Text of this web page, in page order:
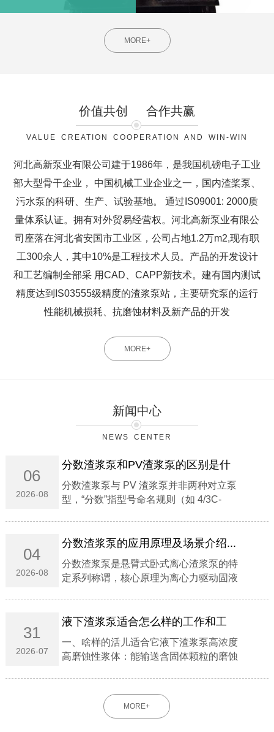
MORE+
价值共创 合作共赢
VALUE CREATION COOPERATION AND WIN-WIN
河北高新泵业有限公司建于1986年，是我国机磅电子工业
部大型骨干企业， 中国机械工业企业之一，国内渣桨泵、
污水泵的科研、生产、试验基地。 通过IS09001: 2000质
量体系认证。拥有对外贸易经营权。河北高新泵业有限公
司座落在河北省安国市工业区，公司占地1.2万m2,现有职
工300余人，其中10%是工程技术人员。产品的开发设计
和工艺编制全部采 用CAD、CAPP新技术。建有国内测试
精度达到IS03555级精度的渣浆泵站，主要研究泵的运行
性能机械损耗、抗磨蚀材料及新产品的开发
MORE+
新闻中心
NEWS CENTER
06
2026-08
分数渣浆泵和PV渣浆泵的区别是什
么？...
分数渣浆泵与 PV 渣浆泵并非两种对立泵
型，‌“分数”指型号命名规则（如 4/3C-
式无轴封泵 。...
04
2026-08
分数渣浆泵的应用原理及场景介绍...
分数渣浆泵是‌悬臂式卧式离心渣浆泵‌的特
定系列称谓，核心原理为‌离心力驱动固液
制‌：电机驱动叶轮高速旋转，浆体在离心
31
2026-07
液下渣浆泵适合怎么样的工作和工
况‌...
一、啥样的活儿适合它液下渣浆泵‌高浓度
高磨蚀性浆体‌：能输送含固体颗粒的磨蚀
轴封与轴封水，在吸入量不足的工况下也
能正常运行。‌...
MORE+